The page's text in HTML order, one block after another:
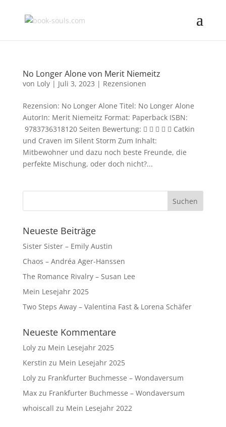
No Longer Alone von Merit Niemeitz
von Loly| Juli 3, 2023 | Rezensionen
Rezension: No Longer Alone Titel: No Longer Alone
AutorIn: Merit Niemeitz Format: Paperback ISBN:
‎ 9783736318120 Seiten Bewertung:      Catkin
und Craven im Silent Storm Zum Inhalt:
Mitbewohner und dazu noch beste Freunde, die
perfekte Mischung, oder doch nicht?...
Neueste Beiträge
Sister Sister – Emily Austin
Chaos – Andréa Ager-Hanssen
The Romance Rivalry – Susan Lee
Mein Lesejahr 2025
Two Steps Away – Valentina Fast & Lorena Schäfer
Neueste Kommentare
Lolyzu Mein Lesejahr 2025
Kerstin zu Mein Lesejahr 2025
Lolyzu Frankfurter Buchmesse – Wondaversum
Maxzu Frankfurter Buchmesse – Wondaversum
whoiscall zu Mein Lesejahr 2022